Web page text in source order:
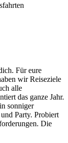
Für eure
wir Reiseziele
alle
das ganze Jahr.
sonniger
Party. Probiert
Die